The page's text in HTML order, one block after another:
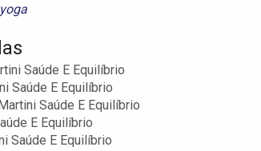
yoga
Saúde E Equilíbrio
Saúde E Equilíbrio
Saúde E Equilíbrio
E Equilíbrio
Saúde E Equilíbrio